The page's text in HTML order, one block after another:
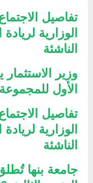
تفاصيل
الوزارية
الناشئة
وزير
الأول
تفاصيل
الوزارية
الناشئة
جامعة بنها